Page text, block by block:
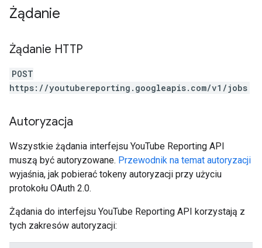
Żądanie
Żądanie HTTP
POST
https://youtubereporting.googleapis.com/v1/jobs
Autoryzacja
Wszystkie żądania interfejsu YouTube Reporting API
muszą być autoryzowane. Przewodnik na temat autoryzacji
wyjaśnia, jak pobierać tokeny autoryzacji przy użyciu
protokołu OAuth 2.0.
Żądania do interfejsu YouTube Reporting API korzystają z
tych zakresów autoryzacji: